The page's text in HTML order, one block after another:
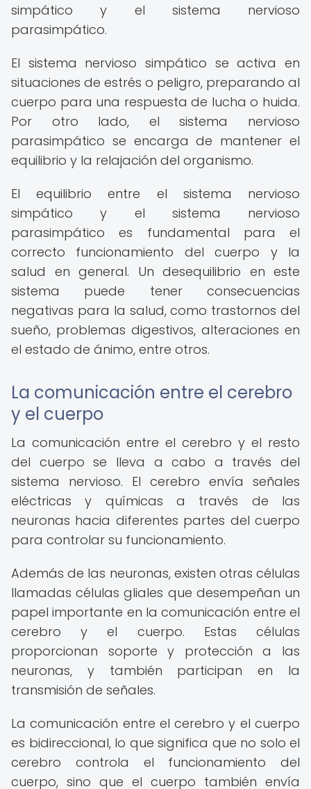
simpático y el sistema nervioso
parasimpático.
El sistema nervioso simpático se activa en
situaciones de estrés o peligro, preparando al
cuerpo para una respuesta de lucha o huida.
Por otro lado, el sistema nervioso
parasimpático se encarga de mantener el
equilibrio y la relajación del organismo.
El equilibrio entre el sistema nervioso
simpático y el sistema nervioso
parasimpático es fundamental para el
correcto funcionamiento del cuerpo y la
salud en general. Un desequilibrio en este
sistema puede tener consecuencias
negativas para la salud, como trastornos del
sueño, problemas digestivos, alteraciones en
el estado de ánimo, entre otros.
La comunicación entre el cerebro
y el cuerpo
La comunicación entre el cerebro y el resto
del cuerpo se lleva a cabo a través del
sistema nervioso. El cerebro envía señales
eléctricas y químicas a través de las
neuronas hacia diferentes partes del cuerpo
para controlar su funcionamiento.
Además de las neuronas, existen otras células
llamadas células gliales que desempeñan un
papel importante en la comunicación entre el
cerebro y el cuerpo. Estas células
proporcionan soporte y protección a las
neuronas, y también participan en la
transmisión de señales.
La comunicación entre el cerebro y el cuerpo
es bidireccional, lo que significa que no solo el
cerebro controla el funcionamiento del
cuerpo, sino que el cuerpo también envía